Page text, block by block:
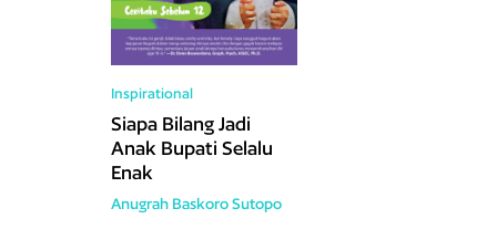
Inspirational
Siapa Bilang Jadi
Anak Bupati Selalu
Enak
Anugrah Baskoro Sutopo